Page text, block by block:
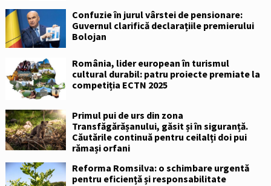
Confuzie în jurul vârstei de pensionare:
Guvernul clarifică declarațiile premierului
Bolojan
România, lider european în turismul
cultural durabil: patru proiecte premiate la
competiția ECTN 2025
Primul pui de urs din zona
Transfăgărășanului, găsit și în siguranță.
Căutările continuă pentru ceilalți doi pui
rămași orfani
Reforma Romsilva: o schimbare urgentă
pentru eficiență și responsabilitate